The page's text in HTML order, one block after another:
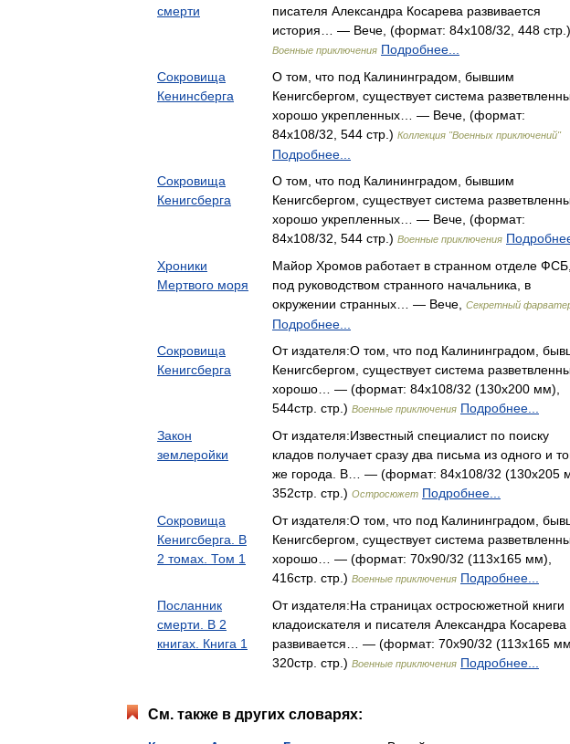
смерти
писателя Александра Косарева развивается
история… — Вече, (формат: 84x108/32, 448 стр.)
Военные приключения Подробнее...
Сокровища
Кенинсберга
О том, что под Калининградом, бывшим
Кенигсбергом, существует система
хорошо укрепленных… — Вече, (формат:
84x108/32, 544 стр.) Коллекция "Военных приключений"
Подробнее...
Сокровища
Кенигсберга
О том, что под Калининградом, бывшим
Кенигсбергом, су­ществует система
хорошо укрепленных… — Вече, (формат:
84x108/32, 544 стр.) Военные приключения
Хроники
Мертвого моря
Майор Хромов работает в странном отделе ФСБ,
под руководством странного начальника, в
окружении странных… — Вече,
Секретный
Подробнее...
Сокровища
Кенигсберга
От издателя:О том, что под Калининградом,
Кенигсбергом, существует система
хорошо… — (формат: 84x108/32 (130х200 мм),
544стр. стр.) Военные приключения Подробнее...
Закон
землеройки
От издателя:Известный специалист по поиску
кладов получает сразу два письма из одного и
же города. В… — (формат: 84x108/32 (130х205
352стр. стр.) Остросюжет Подробнее...
Сокровища
Кенигсберга. В
2 томах. Том 1
От издателя:О том, что под Калининградом,
Кенигсбергом, существует система
хорошо… — (формат: 70x90/32 (113х165 мм),
416стр. стр.) Военные приключения Подробнее...
Посланник
смерти. В 2
книгах. Книга 1
От издателя:На страницах остросюжетной книги
кладоискателя и писателя Александра Косарева
развивается… — (формат: 70x90/32 (113х165
320стр. стр.) Военные приключения Подробнее...
См. также в других словарях: